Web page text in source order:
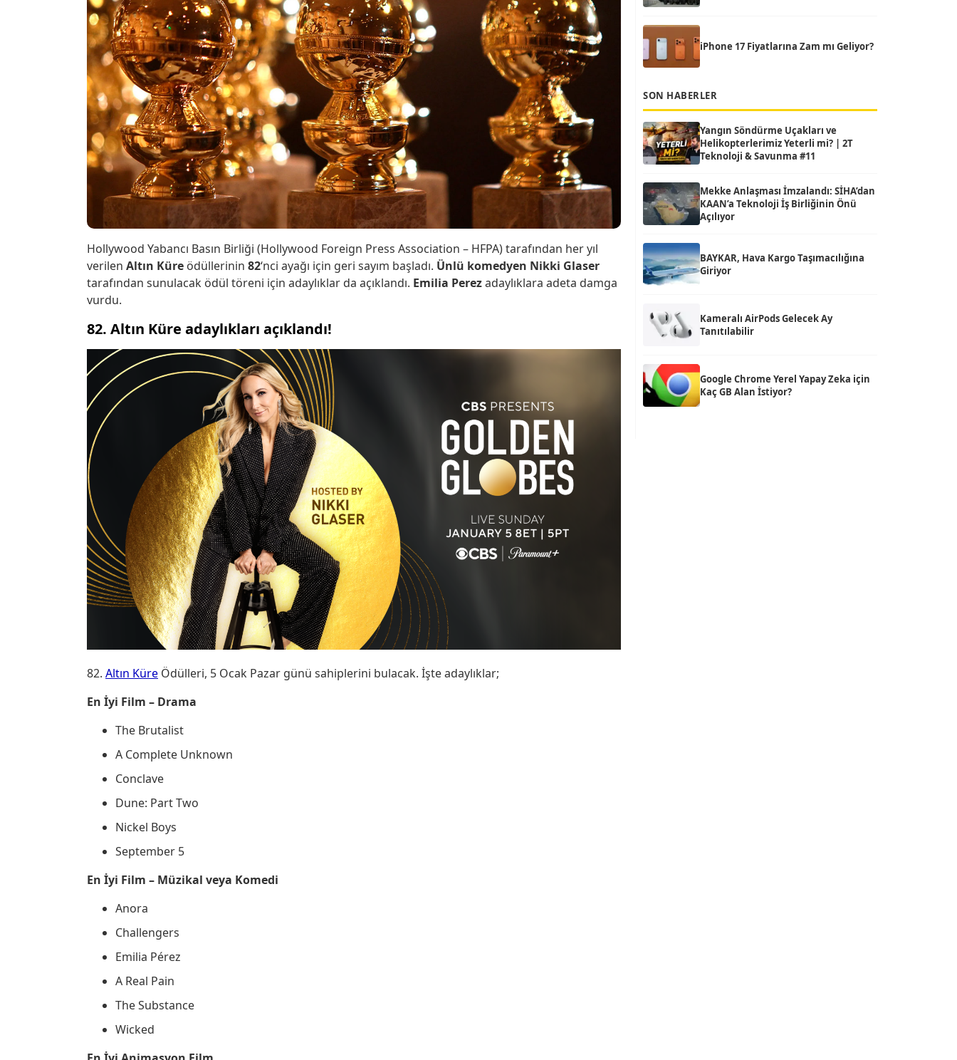
Hollywood Yabancı Basın Birliği (Hollywood Foreign Press Association – HFPA) tarafından her yıl
verilen Altın Küre ödüllerinin 82‘nci ayağı için geri sayım başladı. Ünlü komedyen Nikki Glaser
tarafından sunulacak ödül töreni için adaylıklar da açıklandı. Emilia Perezadaylıklara adeta damga
vurdu.
82. Altın Küre adaylıkları açıklandı!
82. Altın Küre Ödülleri, 5 Ocak Pazar günü sahiplerini bulacak. İşte adaylıklar;
En İyi Film – Drama
The Brutalist
A Complete Unknown
Conclave
Dune: Part Two
Nickel Boys
September 5
En İyi Film – Müzikal veya Komedi
Anora
Challengers
Emilia Pérez
A Real Pain
The Substance
Wicked
iPhone 17 Fiyatlarına Zam mı Geliyor?
SON HABERLER
Yangın Söndürme Uçakları ve
Helikopterlerimiz Yeterli mi? | 2T
Teknoloji & Savunma #11
Mekke Anlaşması İmzalandı: SİHA’dan
KAAN’a Teknoloji İş Birliğinin Önü
Açılıyor
BAYKAR, Hava Kargo Taşımacılığına
Giriyor
Kameralı AirPods Gelecek Ay
Tanıtılabilir
Google Chrome Yerel Yapay Zeka için
Kaç GB Alan İstiyor?